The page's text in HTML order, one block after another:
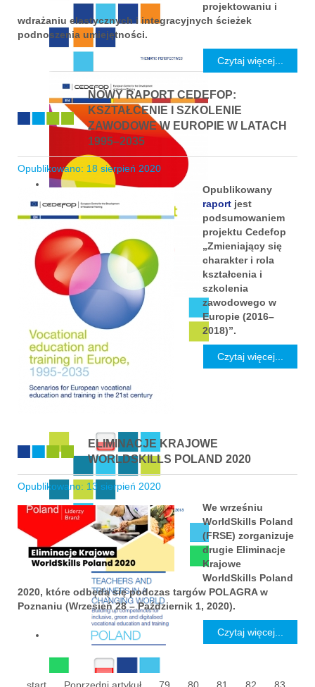
projektowaniu i
wdrażaniu elastycznych i integracyjnych ścieżek
podnoszenia umiejętności.
Czytaj więcej...
NOWY RAPORT CEDEFOP:
KSZTAŁCENIE I SZKOLENIE
ZAWODOWE W EUROPIE W LATACH
1995–2035
Opublikowano: 18 sierpień 2020
Opublikowany
raport jest
podsumowaniem
projektu Cedefop
„Zmieniający się
charakter i rola
kształcenia i
szkolenia
zawodowego w
Europie (2016–
2018)”.
Czytaj więcej...
ELIMINACJE KRAJOWE
WORLDSKILLS POLAND 2020
Opublikowano: 13 sierpień 2020
We wrześniu
WorldSkills Poland
(FRSE) zorganizuje
drugie Eliminacje
Krajowe
WorldSkills Poland
2020, które odbędą się podczas targów POLAGRA w
Poznaniu (Wrzesień 28 – Październik 1, 2020).
Czytaj więcej...
start Poprzedni artykuł 79 80 81 82 83